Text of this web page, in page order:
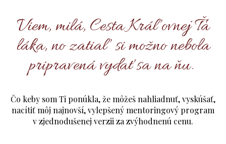
Viem, milá, Cesta Kráľovnej Ťa
láka, no zatiaľ si možno nebola
pripravená vydať sa na ňu.
Čo keby som Ti ponúkla, že môžeš nahliadnuť, vyskúšať,
nacítiť môj najnovší, vylepšený mentoringový program
v zjednodušenej verzii za zvýhodnenú cenu.